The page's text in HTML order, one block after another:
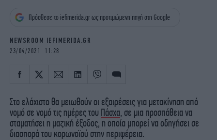
OSCARS
THE OCEAN
Πρόσθεσε το iefimerida.gr ως προτιμώμενη πηγή στη Google
NEWSROOM IEFIMERIDA.GR
23/04/2021 11:28
Στο ελάχιστο θα μειωθούν οι εξαιρέσεις για μετακίνηση από
νομό σε νομό τις ημέρες του Πάσχα, σε μια προσπάθεια να
σταματήσει η μαζική έξοδος, η οποία μπορεί να οδηγήσει σε
διασπορά του κορωνοϊού στην περιφέρεια.